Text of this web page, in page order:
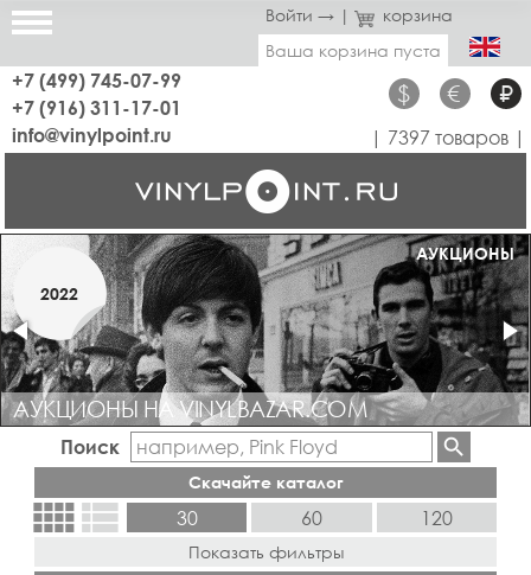
Войти → |
корзина
Ваша корзина пуста
+7 (499) 745-07-99
+7 (916) 311-17-01
$ € ₽
info@vinylpoint.ru | 7397 товаров |
МАГАЗИН ОТКРЫТ
МАРТ
2019
АУКЦИОНЫ
2022
АУКЦИОНЫ НА VINYLBAZAR.COM
Поиск
Скачайте каталог
view_comfyview_list 30 60 120
Показать фильтры